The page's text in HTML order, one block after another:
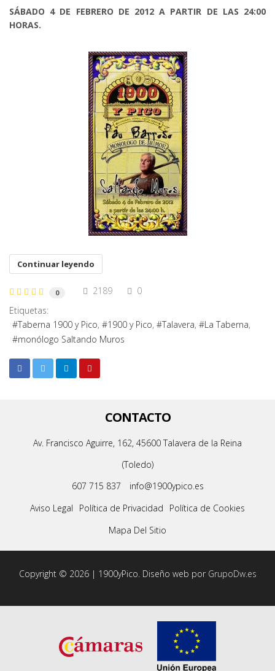
SÁBADO 4 DE FEBRERO DE 2012 A PARTIR DE LAS 24:00
HORAS.
Continuar leyendo
0 2189
0
Etiquetas:
Taberna 1900 y Pico
1900 y Pico Talavera
La Taberna
monólogo Saltando Muros
CONTACTO
Av. Francisco Aguirre, 162, 45600 Talavera de la Reina
(Toledo)
607 715 837
info@1900ypico.es
Aviso Legal
Política de Privacidad
Política de Cookies
Mapa Del Sitio
Copyright © 2026 | 1900yPico. Diseño web por GrupoDw.es